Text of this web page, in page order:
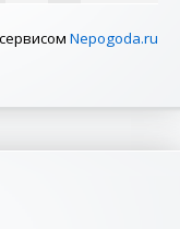
Nepogoda.ru